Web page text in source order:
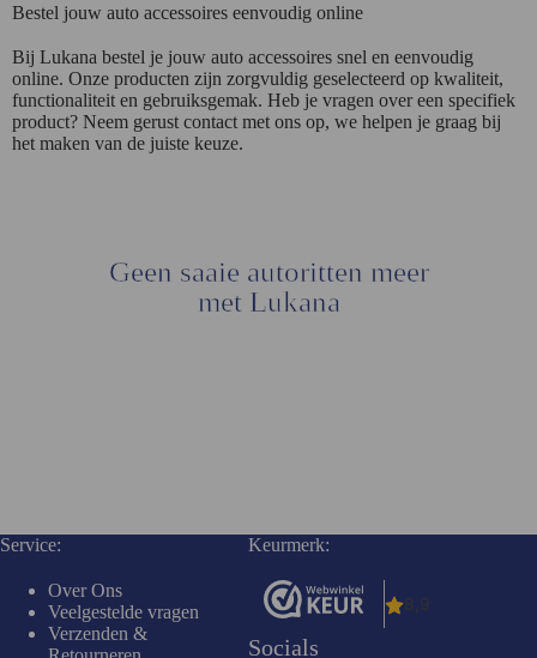
Bestel jouw auto accessoires eenvoudig online
Bij Lukana bestel je jouw auto accessoires snel en eenvoudig
online. Onze producten zijn zorgvuldig geselecteerd op kwaliteit,
functionaliteit en gebruiksgemak. Heb je vragen over een specifiek
product? Neem gerust contact met ons op, we helpen je graag bij
het maken van de juiste keuze.
Geen saaie autoritten meer
met Lukana
Service:
Over Ons
Veelgestelde vragen
Verzenden &
Keurmerk:
Socials